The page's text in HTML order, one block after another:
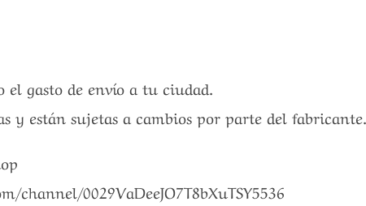
gasto de envío a tu ciudad.
y están sujetas a cambios por parte del fabricante.
0029VaDeeJO7T8bXuTSY5536